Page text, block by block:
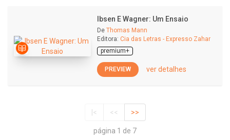
Ibsen E Wagner: Um Ensaio
De Thomas Mann
Editora: Cia das Letras - Expresso Zahar
premium+
PREVIEW ver detalhes
|< << >>
página 1 de 7